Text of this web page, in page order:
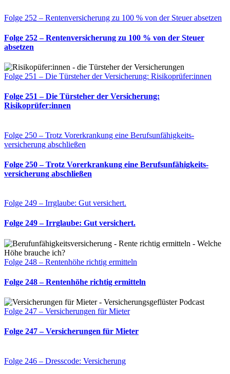
Folge 252 – Rentenversicherung zu 100 % von der Steuer absetzen
Folge 252 – Rentenversicherung zu 100 % von der Steuer
absetzen
Folge 251 – Die Türsteher der Versicherung: Risikoprüfer:innen
Folge 251 – Die Türsteher der Versicherung:
Risikoprüfer:innen
Folge 250 – Trotz Vorerkrankung eine Berufs­unfähigkeits­
versicherung abschließen
Folge 250 – Trotz Vorerkrankung eine Berufs­unfähigkeits­
versicherung abschließen
Folge 249 – Irrglaube: Gut versichert.
Folge 249 – Irrglaube: Gut versichert.
Folge 248 – Rentenhöhe richtig ermitteln
Folge 248 – Rentenhöhe richtig ermitteln
Folge 247 – Versicherungen für Mieter
Folge 247 – Versicherungen für Mieter
Folge 246 – Dresscode: Versicherung